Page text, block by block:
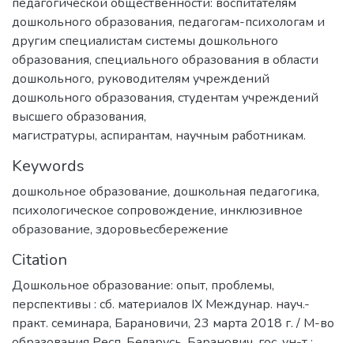
дошкольного образования, педагогам-психологам и
другим специалистам системы дошкольного
образования, специального образования в области
дошкольного, руководителям учреждений
дошкольного образования, студентам учреждений
высшего образования,
магистратуры, аспирантам, научным работникам.
Keywords
дошкольное образование, дошкольная педагогика,
психологическое сопровождение, инклюзивное
образование, здоровьесбережение
Citation
Дошкольное образование: опыт, проблемы,
перспективы : сб. материалов IХ Междунар. науч.-
практ. семинара, Барановичи, 23 марта 2018 г. / М-во